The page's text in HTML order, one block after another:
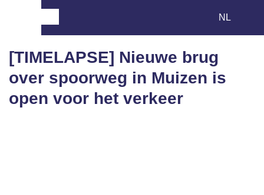
[TIMELAPSE] Nieuwe brug
over spoorweg in Muizen is
open voor het verkeer